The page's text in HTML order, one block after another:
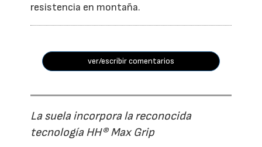
resistencia en montaña.
ver/escribir comentarios
La suela incorpora la reconocida
tecnología HH® Max Grip